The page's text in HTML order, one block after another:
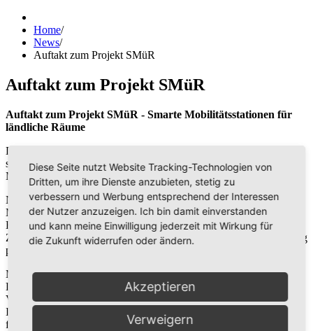
Home/
News/
Auftakt zum Projekt SMüR
Auftakt zum Projekt SMüR
Auftakt zum Projekt SMüR - Smarte Mobilitätsstationen für
ländliche Räume
Das Projektziel ist die Erarbeitung eines modularen Konzepts für
smarte Mobilitätsstationen. An einem Standort im Landkreis
Mansfeld-Südharz soll ein Prototyp errichtet und getestet werden.
Neben dem Prototypenbau werden auch Planungstools für smarte
Mobilitätsstationen entwickelt. Mit Hilfe dieser Tools werden sich
Bedarfe ermitteln lassen, sowie einzelne Module und deren
Zusammenstellung zu einer Mobilitätsstation in einer 3D-Anwendug
planen und konfigurieren lassen.
Mittels Echtzeitdaten werden den Nutzern z. B. Daten über
Ladezustand/Auslastung/freie Kapazitäten der Station online zur
Verfügung gestellt. Die smarten Mobilitätsstation werden mit einem
Infotainmentsystem ausgestattet, über das man touristische oder
fahrplanrelevante Informationen beziehen kann.
Diese Seite nutzt Website Tracking-Technologien von
Dritten, um ihre Dienste anzubieten, stetig zu
verbessern und Werbung entsprechend der Interessen
der Nutzer anzuzeigen. Ich bin damit einverstanden
und kann meine Einwilligung jederzeit mit Wirkung für
die Zukunft widerrufen oder ändern.
Akzeptieren
Verweigern